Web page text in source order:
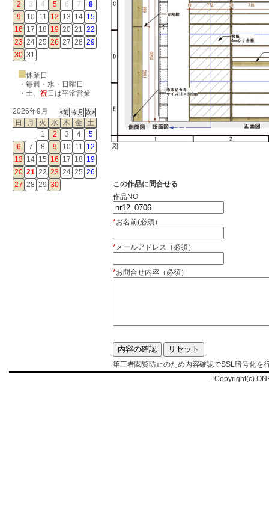
2
3 4 5 6 7
8
9
10 11 12 13 14 15
16 17 18 19 20 21 22
23 24 25 26 27 28 29
30 31
休業日
・毎週・水・日曜日
・ 土、 祝日は平常営業
2026年9月
日
月 火 水 木 金
土
1
2 3 4
5
6
7 8 9 10 11 12
13 14 15 16 17 18 19
20 21 22 23 24 25 26
27 28 29 30
図
この作品に問合せる
作品NO
*お名前(必須）
*メールアドレス（必須）
*お問合せ内容（必須）
第三者閲覧防止のため内容確認でSSL暗号化を
- Copyright(c)